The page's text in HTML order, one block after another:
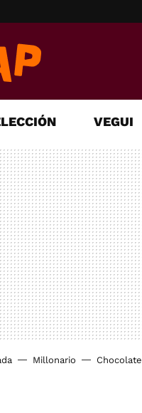
VEGUI
Millonario Chocolate